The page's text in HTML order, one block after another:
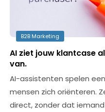
B2B Marketing
AI ziet jouw klantcase
van.
AI-assistenten spelen
mensen zich oriënteren.
direct, zonder dat